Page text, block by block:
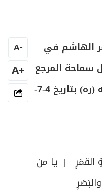
الهاشم في
سماحة المرجع
السيد محمد حسين فضل الله (ره) بتاريخ 4-7-
القمَرِ | يا من
-
A
+A